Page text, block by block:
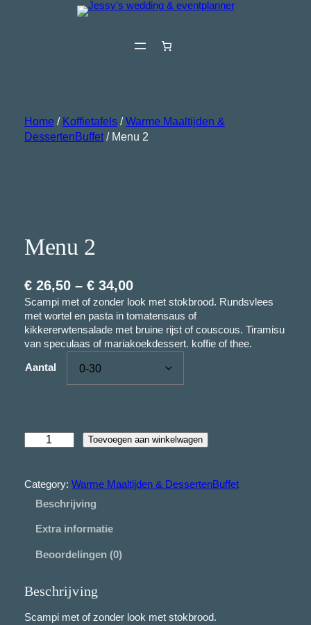
Home / Koffietafels/Warme Maaltijden &
DessertenBuffet/ Menu 2
Menu 2
€26,50 – €34,00P
r
i
j
k
s
e
5
Scampi met of zonder look met stokbrood. Rundsvlees
met wortel en pasta in tomatensaus of
kikkererwtensalade met bruine rijst of couscous. Tiramisu
van speculaas of mariakoekdessert. koffie of thee.
Aantal
u
Toevoegen aan winkelwagen
Category: Warme Maaltijden & DessertenBuffet
Beschrijving
Extra informatie
Beoordelingen (0)
Beschrijving
Scampi met of zonder look met stokbrood.